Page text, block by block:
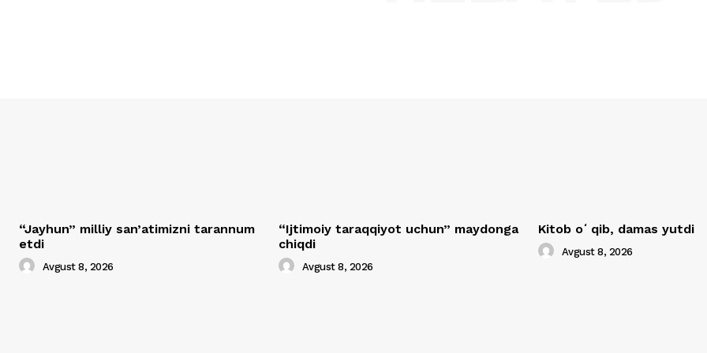
“Jayhun” milliy san’atimizni tarannum
etdi
Avgust 8, 2026
“Ijtimoiy taraqqiyot uchun” maydonga
chiqdi
Avgust 8, 2026
Kitob oʻqib, damas yutdi
Avgust 8, 2026